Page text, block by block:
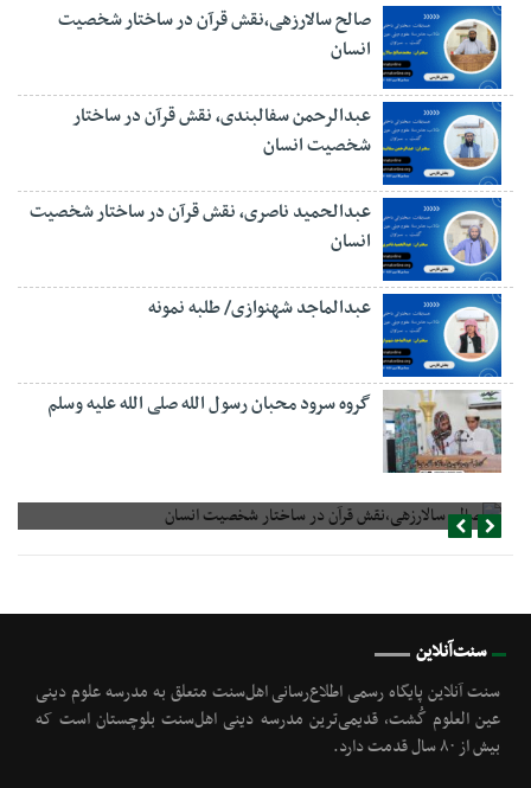
صالح سالارزهی،‌نقش قرآن در ساختار شخصیت
انسان
عبدالرحمن سفالبندی، نقش قرآن در ساختار
شخصیت انسان
عبدالحمید ناصری، نقش قرآن در ساختار شخصیت
انسان
عبدالماجد شهنوازی/ طلبه نمونه
گروه سرود محبان رسول الله صلی الله علیه وسلم
صالح سالارزهی،‌نقش قرآن در ساختار شخصیت انسان
سنت‌آنلاین
سنت آنلاین پایگاه رسمی اطلاع‌رسانی اهل‌سنت متعلق به مدرسه علوم دینی
عین العلوم گُشت, قدیمی‌ترین مدرسه دینی اهل‌سنت بلوچستان است که
بیش از ۸۰ سال قدمت دارد.